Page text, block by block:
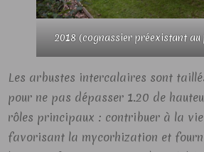
2018 (cognassier préexistant
Les arbustes intercalaires sont
pour ne pas dépasser 1.20 de
rôles principaux : contribuer à la vie
favorisant la mycorhization et